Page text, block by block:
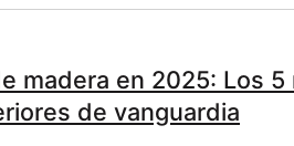
madera en 2025: Los 5
de vanguardia